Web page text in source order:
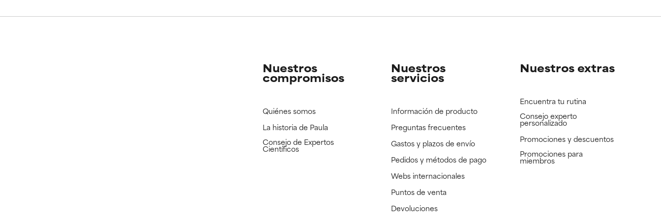
Ingrediente registrado, pero con la información científica disponible pendiente de revisar.
Ingrediente registrado, pero con la información científica disponible pendiente de revisar.
Nuestros
compromisos
Quiénes somos
La historia de Paula
Consejo de Expertos
Científicos
Nuestros
servicios
Información de producto
Preguntas frecuentes
Gastos y plazos de envío
Pedidos y métodos de pago
Webs internacionales
Puntos de venta
Devoluciones
Nuestros extras
Encuentra tu rutina
Consejo experto
personalizado
Promociones y descuentos​
Promociones para
miembros